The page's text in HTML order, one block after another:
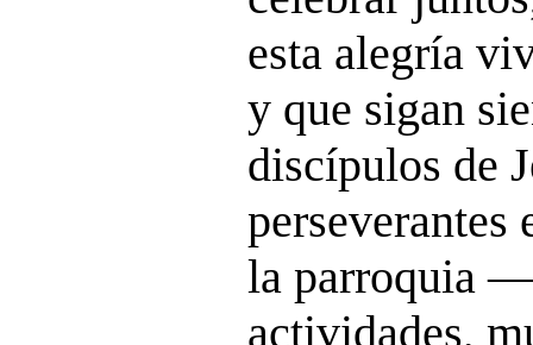
esta alegría
y que sigan
discípulos de
perseverantes
la parroquia
actividades,